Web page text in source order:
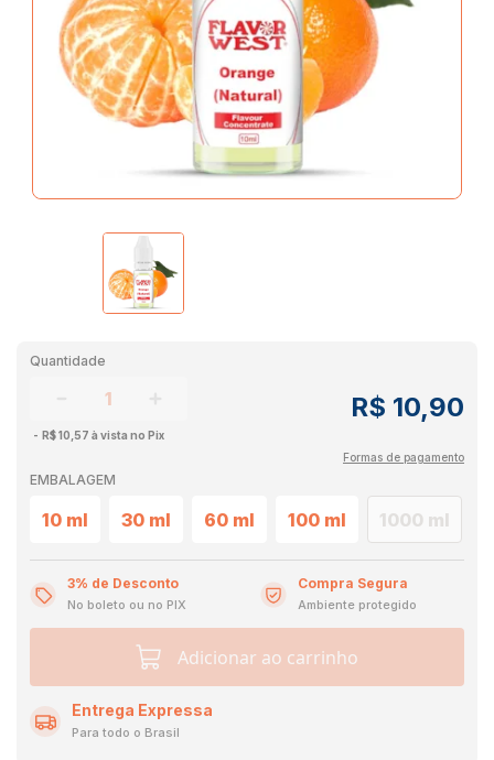
Quantidade
R$ 10,90
R$ 10,57 à vista no Pix
Formas de pagamento
EMBALAGEM
10 ml 30 ml 60 ml 100 ml 1000 ml
3% de Desconto
No boleto ou no PIX
Compra Segura
Ambiente protegido
Adicionar ao carrinho
Entrega Expressa
Para todo o Brasil